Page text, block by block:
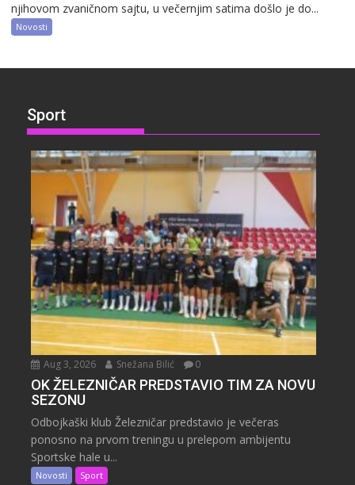
njihovom zvaničnom sajtu, u večernjim satima došlo je do...
Novosti
Sport
Aug 3, 2026 Snežana Bilić 0
OK ŽELEZNIČAR PREDSTAVIO TIM ZA NOVU
SEZONU
Odbojkaški klub Železničar predstavio je večeras
ponosno na prvom treningu u prelepom ambijentu
Sportske hale u...
Novosti Sport